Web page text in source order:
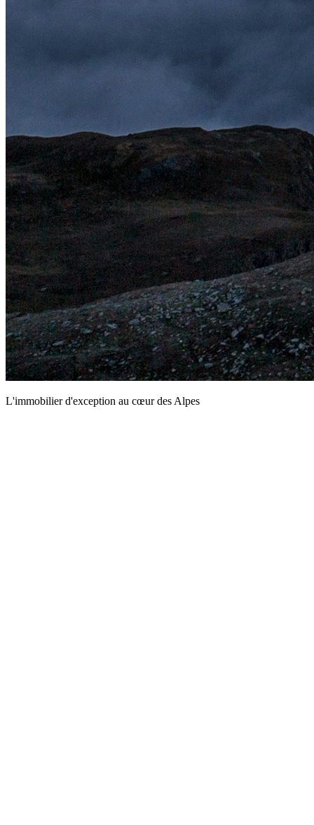
L'immobilier d'exception au cœur des Alpes